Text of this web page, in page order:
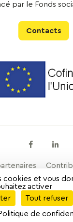
cookies et vous
activer
Tout refuser
de
par le Fonds
Contacts
Facebook
Données
Plan de site